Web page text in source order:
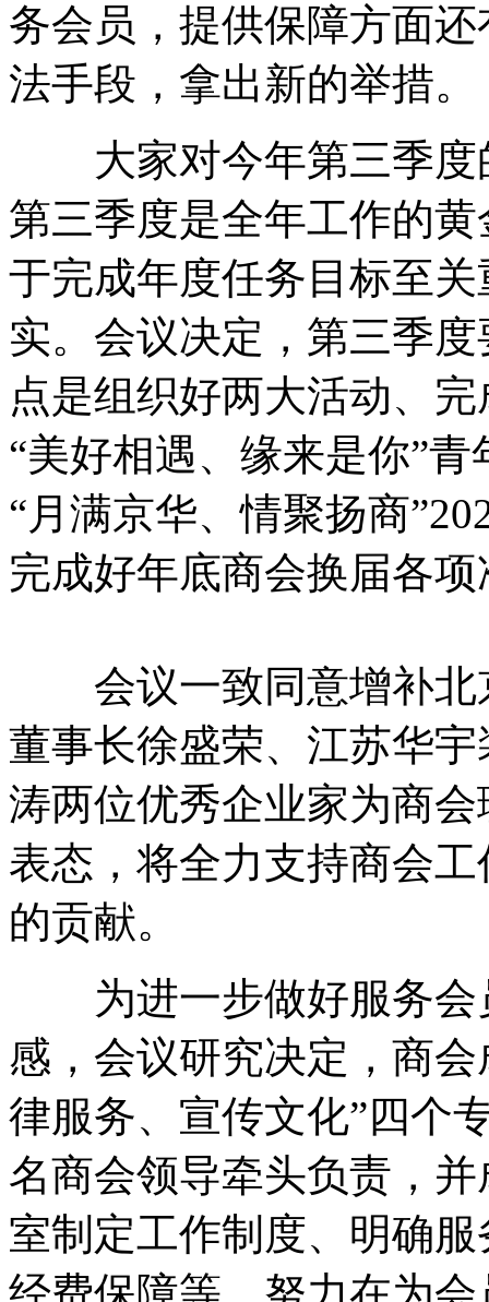
务会员，提供保障方面
法手段，拿出新的举措。
大家对今年第三季度
第三季度是全年工作的
于完成年度任务目标至
实。会议决定，第三季
点是组织好两大活动、
“美好相遇、缘来是你”
“月满京华、情聚扬商
完成好年底商会换届各
会议一致同意增补北
董事长徐盛荣、江苏华
涛两位优秀企业家为商
表态，将全力支持商会
的贡献。
为进一步做好服务会
感，会议研究决定，商
律服务、宣传文化”四个
名商会领导牵头负责，
室制定工作制度、明确